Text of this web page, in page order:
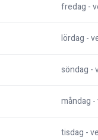
fredag -
lördag -
söndag -
måndag -
tisdag -